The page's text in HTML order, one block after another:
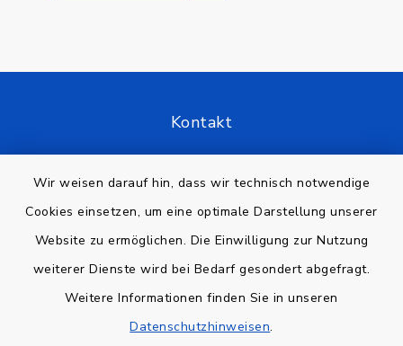
Wir weisen darauf hin, dass wir technisch notwendige
Cookies einsetzen, um eine optimale Darstellung unserer
Website zu ermöglichen. Die Einwilligung zur Nutzung
weiterer Dienste wird bei Bedarf gesondert abgefragt.
Weitere Informationen finden Sie in unseren
Datenschutzhinweisen.
Kontakt
Datenschutz
Impressum
Sitemap